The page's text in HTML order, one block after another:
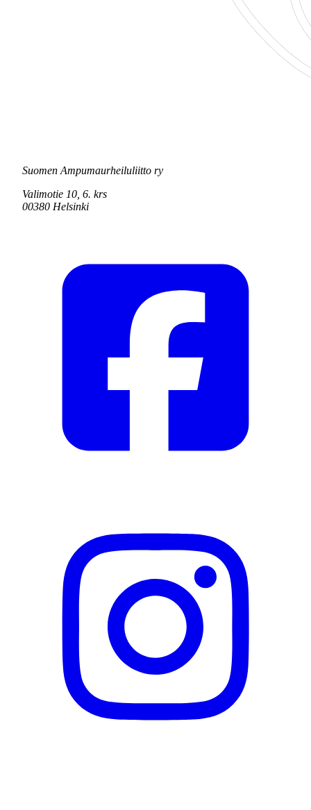
Suomen Ampumaurheiluliitto ry
Valimotie 10, 6. krs
00380 Helsinki